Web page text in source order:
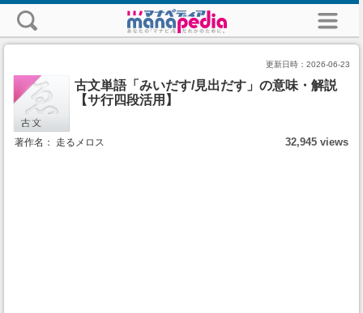
更新日時： 2026-06-23
古文単語「みいだす/見出だす」の意味・解説
【サ行四段活用】
著作名： 走るメロス 32,945 views